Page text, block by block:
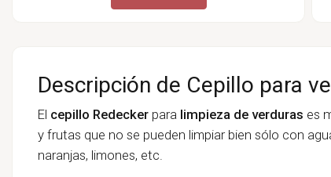
Descripción de Cepillo para
El cepillo Redeckerpara limpieza de verduras es
y frutas que no se pueden limpiar bien sólo con
naranjas, limones, etc.